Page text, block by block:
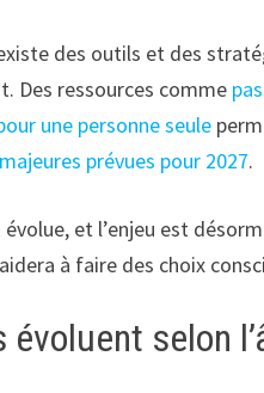
existe des outils et des
Des ressources comme
une personne seule
prévues pour 2027.
évolue, et l’enjeu est
à faire des choix
selon